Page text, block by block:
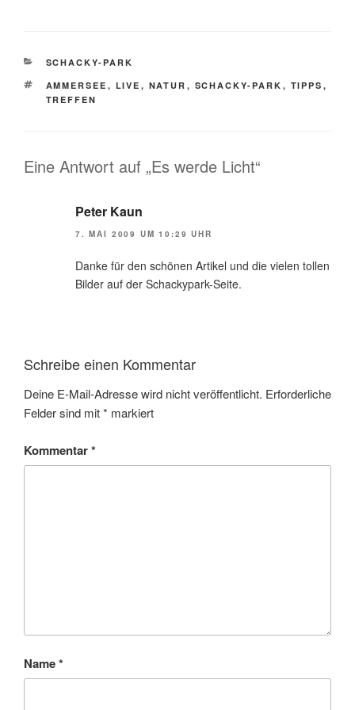
KATEGORIEN
SCHACKY-PARK
SCHLAGWÖRTER
AMMERSEE , LIVE , NATUR , SCHACKY-PARK , TIPPS ,
TREFFEN
Eine Antwort auf „Es werde Licht“
Peter Kaun
7. MAI 2009 UM 10:29 UHR
Danke für den schönen Artikel und die vielen tollen
Bilder auf der Schackypark-Seite.
Schreibe einen Kommentar
Deine E-Mail-Adresse wird nicht veröffentlicht. Erforderliche
Felder sind mit* markiert
Kommentar*
Name*